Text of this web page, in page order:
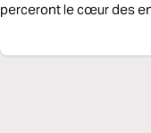
perceront le cœur des